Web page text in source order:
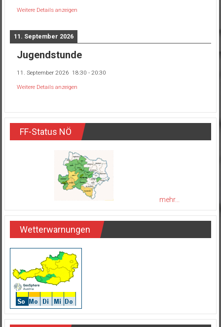
Weitere Details anzeigen
11. September 2026
Jugendstunde
11. September 2026 18:30 - 20:30
Weitere Details anzeigen
FF-Status NÖ
mehr...
Wetterwarnungen